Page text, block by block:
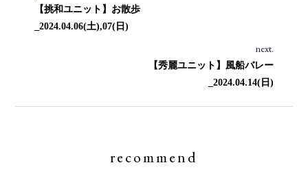
【挑和ユニット】お散歩
_2024.04.06(土),07(日)
next.
【秀麗ユニット】風船バレー
_2024.04.14(日)
recommend